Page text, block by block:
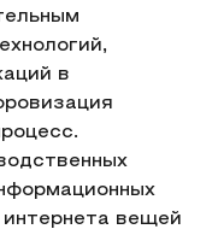
в
интернета вещей